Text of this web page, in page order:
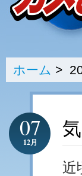
ホーム >
07
12月
近